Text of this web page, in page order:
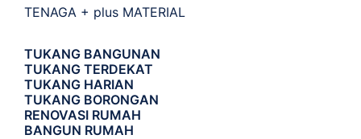
TENAGA + plus MATERIAL
TUKANG BANGUNAN
TUKANG TERDEKAT
TUKANG HARIAN
TUKANG BORONGAN
RENOVASI RUMAH
BANGUN RUMAH